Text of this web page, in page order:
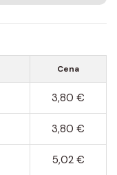
Cena
3,80 €
3,80 €
5,02 €